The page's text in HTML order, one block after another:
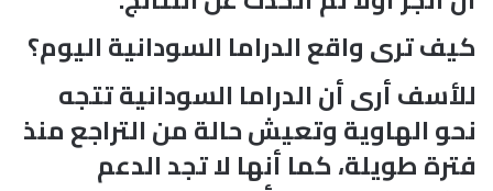
كيف ترى واقع الدراما السودانية اليوم؟
للأسف أرى أن الدراما السودانية تتجه
نحو الهاوية وتعيش حالة من التراجع منذ
فترة طويلة، كما أنها لا تجد الدعم